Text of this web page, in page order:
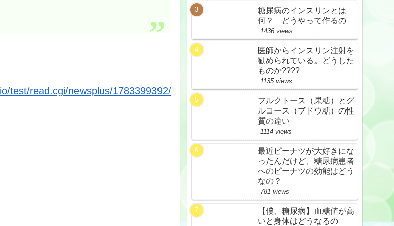
test/read.cgi/newsplus/1783399392/
糖尿病のインスリンとは
何？ どうやって作るの
1436 views
医師からインスリン注射を
勧められている。どうした
ものか????
1135 views
フルクトース（果糖）とグ
ルコース（ブドウ糖）の性
質の違い
1114 views
最近ピーナツが大好きにな
ったんだけど、糖尿病患者
へのピーナツの効能はどう
なの？
781 views
【僕、糖尿病】血糖値が高
いと身体はどうなるの